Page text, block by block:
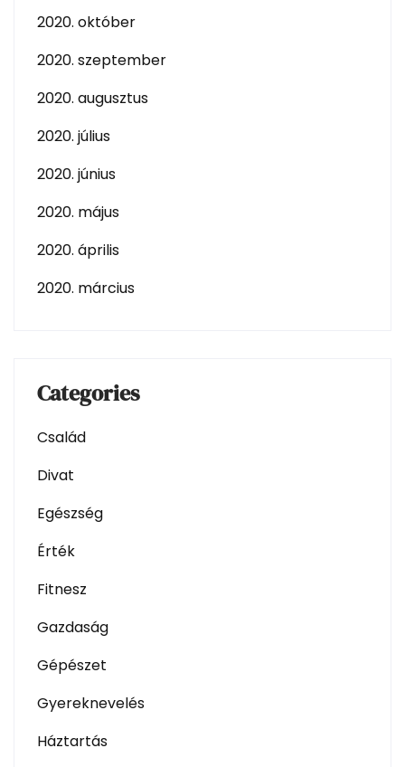
2020. október
2020. szeptember
2020. augusztus
2020. július
2020. június
2020. május
2020. április
2020. március
Categories
Család
Divat
Egészség
Érték
Fitnesz
Gazdaság
Gépészet
Gyereknevelés
Háztartás